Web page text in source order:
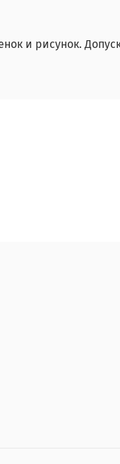
и рисунок.